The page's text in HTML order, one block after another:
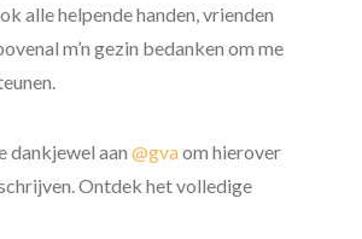
alle helpende handen, vrienden
m’n gezin bedanken om me
dankjewel aan@gvaom hierover
Ontdek het volledige